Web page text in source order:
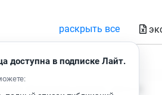
раскрыть все
Время чтения
доступна в подписке Лайт.